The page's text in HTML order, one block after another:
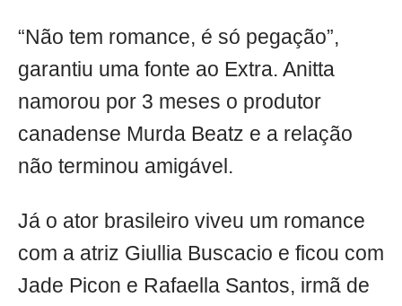
“Não tem romance, é só pegação”,
garantiu uma fonte ao Extra. Anitta
namorou por 3 meses o produtor
canadense Murda Beatz e a relação
não terminou amigável.
Já o ator brasileiro viveu um romance
com a atriz Giullia Buscacio e ficou com
Jade Picon e Rafaella Santos, irmã de